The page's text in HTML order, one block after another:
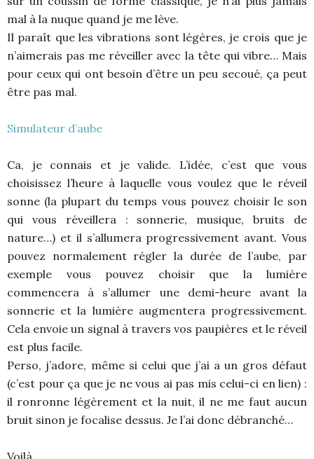
mal à la nuque quand je me lève.
Il paraît que les vibrations sont légères, je crois que je
n’aimerais pas me réveiller avec la tête qui vibre… Mais
pour ceux qui ont besoin d’être un peu secoué, ça peut
être pas mal.
Simulateur d’aube
Ca, je connais et je valide. L’idée, c’est que vous
choisissez l’heure à laquelle vous voulez que le réveil
sonne (la plupart du temps vous pouvez choisir le son
qui vous réveillera : sonnerie, musique, bruits de
nature…) et il s’allumera progressivement avant. Vous
pouvez normalement régler la durée de l’aube, par
exemple vous pouvez choisir que la lumière
commencera à s’allumer une demi-heure avant la
sonnerie et la lumière augmentera progressivement.
Cela envoie un signal à travers vos paupières et le réveil
est plus facile.
Perso, j’adore, même si celui que j’ai a un gros défaut
(c’est pour ça que je ne vous ai pas mis celui-ci en lien) :
il ronronne légèrement et la nuit, il ne me faut aucun
bruit sinon je focalise dessus. Je l’ai donc débranché…
Voilà.